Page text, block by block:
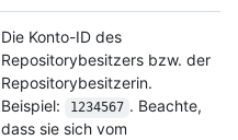
Die Konto-ID des
Repositorybesitzers bzw. der
Repositorybesitzerin.
Beispiel:
1234567 . Beachte,
dass sie sich vom